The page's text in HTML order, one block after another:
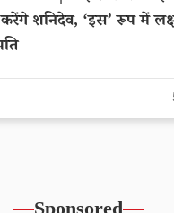
करेंगे शनिदेव, ‘इस’ रूप में